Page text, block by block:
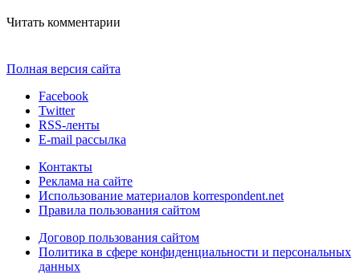
Читать комментарии
Полная версия сайта
Facebook
Twitter
RSS-ленты
E-mail рассылка
Контакты
Реклама на сайте
Использование материалов korrespondent.net
Правила пользования сайтом
Договор пользования сайтом
Политика в сфере конфиденциальности и персональных
данных